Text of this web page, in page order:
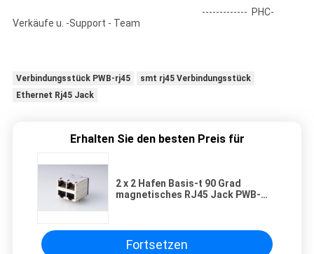
------------- PHC-
Verkäufe u. -Support - Team
Verbindungsstück PWB-rj45
smt rj45 Verbindungsstück
Ethernet Rj45 Jack
Erhalten Sie den besten Preis für
2 x 2 Hafen Basis-t 90 Grad
magnetisches RJ45 Jack PWB-
Fortsetzen